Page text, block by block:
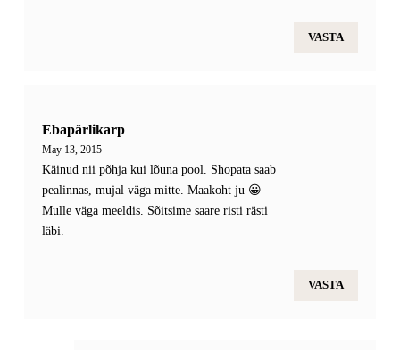
VASTA
Ebapärlikarp
May 13, 2015
Käinud nii põhja kui lõuna pool. Shopata saab
pealinnas, mujal väga mitte. Maakoht ju 😀
Mulle väga meeldis. Sõitsime saare risti rästi
läbi.
VASTA